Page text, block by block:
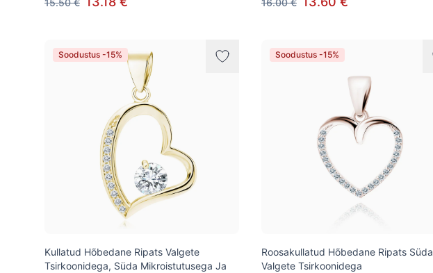
15.50 €
16.00 €
Soodustus -15%
Kullatud Hõbedane Ripats Valgete
Tsirkoonidega, Süda Mikroistutusega Ja
Soodustus -15%
Roosakullatud Hõbedane Ripats Süda
Valgete Tsirkoonidega